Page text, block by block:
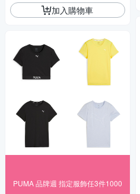
加入購物車
PUMA 品牌週 指定服飾任3件1000